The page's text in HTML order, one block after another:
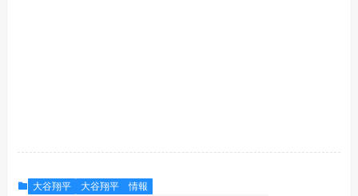
大谷翔平
大谷翔平 情報